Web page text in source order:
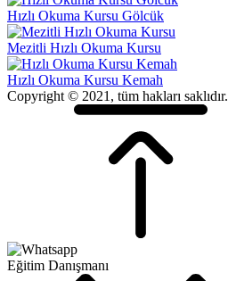
Hızlı Okuma Kursu Gölcük
Mezitli Hızlı Okuma Kursu
Hızlı Okuma Kursu Kemah
Copyright © 2021, tüm hakları saklıdır.
Eğitim Danışmanı